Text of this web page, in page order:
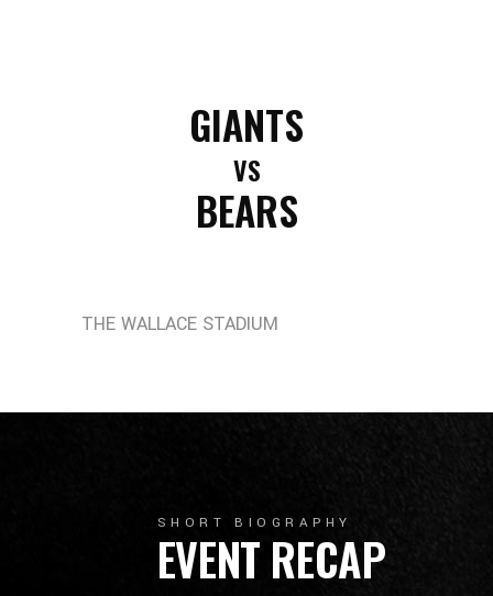
GIANTS
VS
BEARS
THE WALLACE STADIUM
SHORT BIOGRAPHY
EVENT RECAP